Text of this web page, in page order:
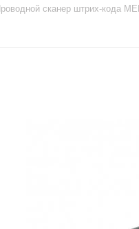
сканер штрих-кода